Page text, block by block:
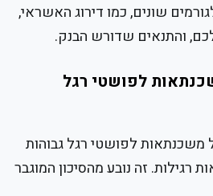
שונים, כמו דירוג האשראי,
והתנאים שדורש הבנק.
לפושטי רגל
משכנתאות לפושטי רגל גבוהות
זה נובע מהסיכון המוגבר